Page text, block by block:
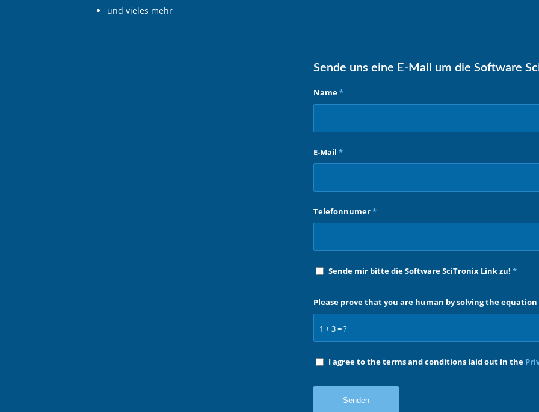
und vieles mehr
Sende uns eine E-Mail um die Software
Name*
E-Mail *
Telefonnumer*
Sende mir bitte die Software SciTronix Link zu! *
1 + 3 = ?
Please prove that you are human by solving the equation
I agree to the terms and conditions laid out in the